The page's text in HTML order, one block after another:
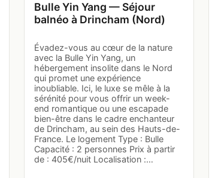
Bulle Yin Yang — Séjour
balnéo à Drincham (Nord)
Évadez-vous au cœur de la nature
avec la Bulle Yin Yang, un
hébergement insolite dans le Nord
qui promet une expérience
inoubliable. Ici, le luxe se mêle à la
sérénité pour vous offrir un week-
end romantique ou une escapade
bien-être dans le cadre enchanteur
de Drincham, au sein des Hauts-de-
France. Le logement Type : Bulle
Capacité : 2 personnes Prix à partir
de : 405€/nuit Localisation :…